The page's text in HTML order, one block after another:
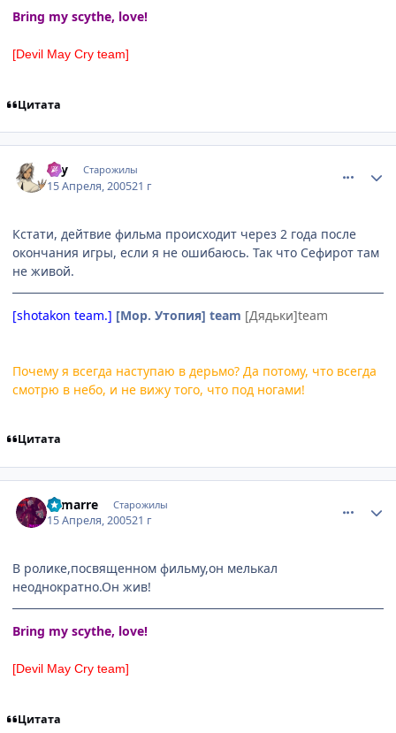
Bring my scythe, love!
[Devil May Cry team]
Цитата
Ксу Старожилы
15 Апреля, 200521 г
Кстати, дейтвие фильма происходит через 2 года после
окончания игры, если я не ошибаюсь. Так что Сефирот там
не живой.
[shotakon team.] [Мор. Утопия] team [Дядьки]team
Почему я всегда наступаю в дерьмо? Да потому, что всегда
смотрю в небо, и не вижу того, что под ногами!
Цитата
Lamarre Старожилы
15 Апреля, 200521 г
В ролике,посвященном фильму,он мелькал
неоднократно.Он жив!
Bring my scythe, love!
[Devil May Cry team]
Цитата